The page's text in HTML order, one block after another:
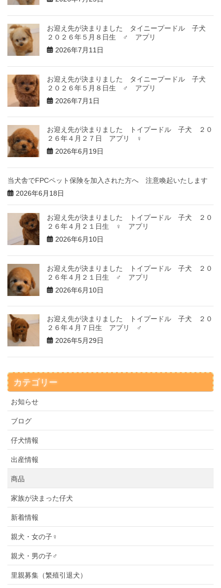
お迎え先が決まりました タイニープードル 子犬
２０２６年５月８日生 ♂ アプリ
2026年7月11日
お迎え先が決まりました タイニープードル 子犬
２０２６年５月８日生 ♂ アプリ
2026年7月1日
お迎え先が決まりました トイプードル 子犬 ２０
２６年４月２７日 アプリ ♀
2026年6月19日
当犬舎でFPCペット保険を加入された方へ 注意喚起いたします
2026年6月18日
お迎え先が決まりました トイプードル 子犬 ２０
２６年４月２１日生 ♀ アプリ
2026年6月10日
お迎え先が決まりました トイプードル 子犬 ２０
２６年４月２１日生 ♂ アプリ
2026年6月10日
お迎え先が決まりました トイプードル 子犬 ２０
２６年４月７日生 アプリ ♂
2026年5月29日
カテゴリー
お知らせ
ブログ
仔犬情報
出産情報
商品
家族が決まった仔犬
新着情報
親犬・女の子♀
親犬・男の子♂
里親募集（繁殖引退犬）